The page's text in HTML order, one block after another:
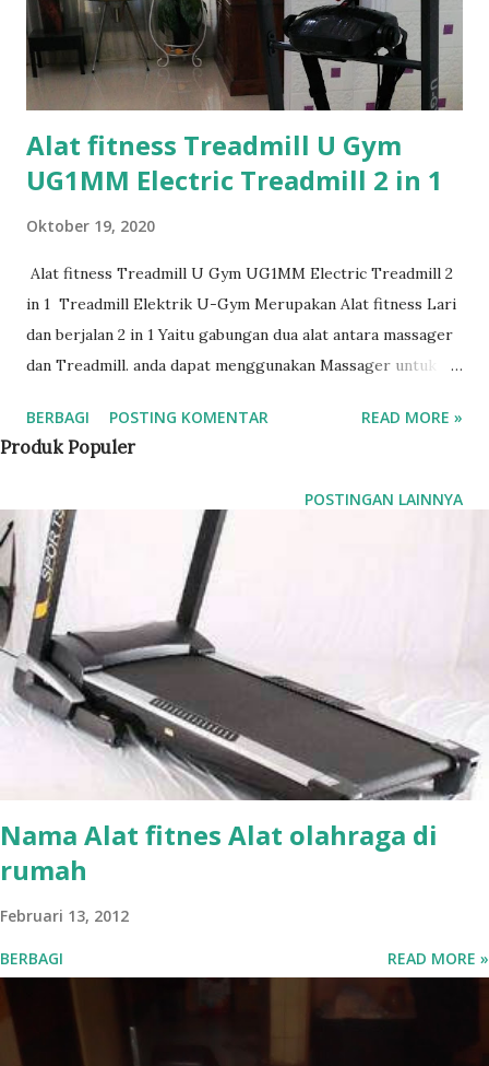
Alat fitness Treadmill U Gym
UG1MM Electric Treadmill 2 in 1
Oktober 19, 2020
Alat fitness Treadmill U Gym UG1MM Electric Treadmill 2
in 1 Treadmill Elektrik U-Gym Merupakan Alat fitness Lari
dan berjalan 2 in 1 Yaitu gabungan dua alat antara massager
dan Treadmill. anda dapat menggunakan Massager untuk
setelah berolahraga. dan berikut ini adalah alat fitness
treadmill elektrik U Gym 2 in 1 M Treadmill Elektrik 2 in 1
- Massager / Pijat - Monitor latihan ( detak jantung, Kalori,
Speed, Distance ) - Mp3 Player - Dinamo Power : 2 HP DC -
Speed : 0,8 - 12 km/h - Running Belt Size : 40x110 cm -
Monitor : 3,5 & 34; LCD screen - Max Weight Capacity : 100
kg - Dimensi : 140 x 63,5 x 220 cm Alat Fitness treadmill
elektrik ini sangat mudah digunakan, karena program yang
simpel dan sangat mudah dipahami, dilengkapi dengan
safety key untuk keamanan dan tersedia musik untuk
memberikan suasana yang menyenangkan dalam
berolahraga treadmill...
BERBAGI POSTING KOMENTAR READ MORE »
POSTINGAN LAINNYA
Produk Populer
Nama Alat fitnes Alat olahraga di
rumah
Februari 13, 2012
BERBAGI READ MORE »